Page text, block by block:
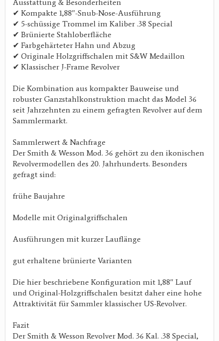
Ausstattung & Besonderheiten
✔ Kompakte 1,88″-Snub-Nose-Ausführung
✔ 5-schüssige Trommel im Kaliber .38 Special
✔ Brünierte Stahloberfläche
✔ Farbgehärteter Hahn und Abzug
✔ Originale Holzgriffschalen mit S&W Medaillon
✔ Klassischer J-Frame Revolver
Die Kombination aus kompakter Bauweise und
robuster Ganzstahlkonstruktion macht das Model 36
seit Jahrzehnten zu einem gefragten Revolver auf dem
Sammlermarkt.
Sammlerwert & Nachfrage
Der Smith & Wesson Mod. 36 gehört zu den ikonischen
Revolvermodellen des 20. Jahrhunderts. Besonders
gefragt sind:
frühe Baujahre
Modelle mit Originalgriffschalen
Ausführungen mit kurzer Lauflänge
gut erhaltene brünierte Varianten
Die hier beschriebene Konfiguration mit 1,88″ Lauf
und Original-Holzgriffschalen besitzt daher eine hohe
Attraktivität für Sammler klassischer US-Revolver.
Fazit
Der Smith & Wesson Revolver Mod. 36 Kal. .38 Special,